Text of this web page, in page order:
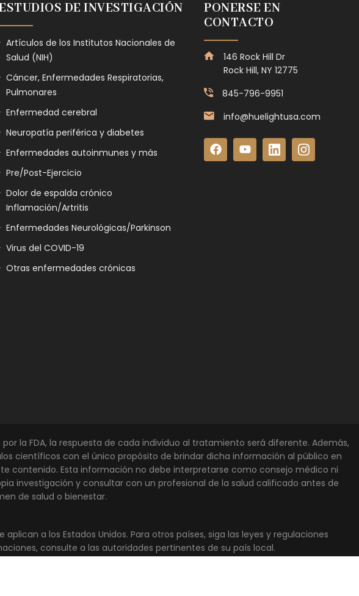
DE INVESTIGACIÓN
Artículos de los Institutos Nacionales de
Salud (NIH)
Cáncer, Enfermedades Respiratorias,
Pulmonares
Enfermedad cerebral
Neuropatía periférica y diabetes
Enfermedades autoinmunes y más
Pre/Post-Ejercicio
Dolor de espalda crónico
Inflamación/Artritis
Enfermedades Neurológicas/Parkinson
Virus del COVID-19
Otras enfermedades crónicas
PONERSE EN
CONTACTO
146 Rock Hill Dr
Rock Hill, NY 12775
845-796-9951
info@huelightusa.com
la FDA, la respuesta de cada individuo al tratamiento será diferente. Además,
científicos con el único propósito de brindar dicha información al público en
contenido. Esta información no debe interpretarse como consejo médico ni
investigación y consultar con un profesional de la salud calificado antes de
de salud o bienestar.
a los Estados Unidos. Para otros países, siga las leyes y regulaciones
consulte a las autoridades pertinentes de su país local.